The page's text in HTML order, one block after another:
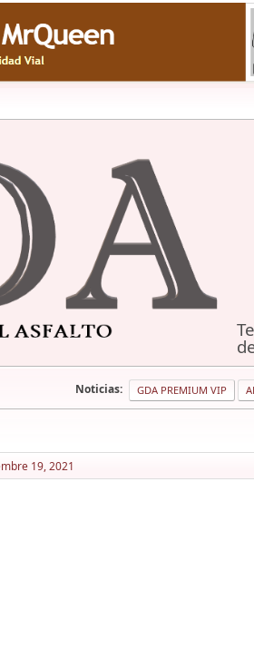
Noticias: GDA PREMIUM VIP
19, 2021